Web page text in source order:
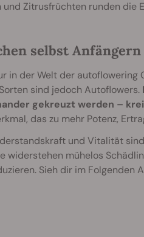
Zitrusfrüchten runden die
selbst
in der Welt der autoflowering
sind jedoch Autoflowers.
gekreuzt werden –
das zu mehr Potenz,
und Vitalität
widerstehen mühelos
Sieh dir im Folgenden